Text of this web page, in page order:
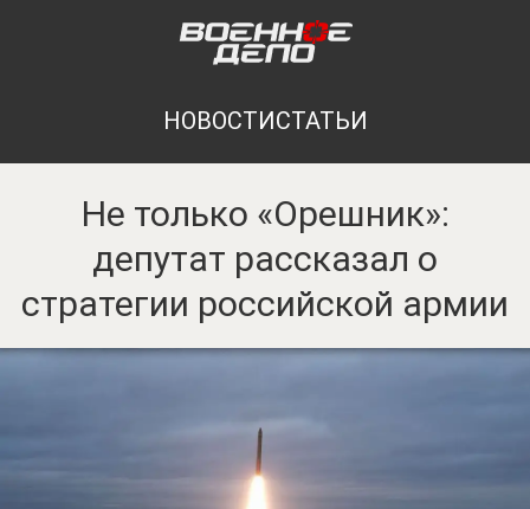
НОВОСТИСТАТЬИ
Не только «Орешник»:
депутат рассказал о
стратегии российской армии